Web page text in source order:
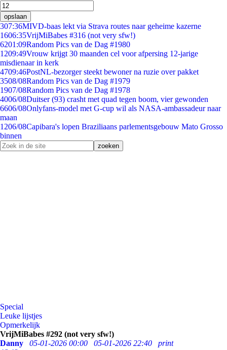
opslaan
307:36MIVD-baas lekt via Strava routes naar geheime kazerne
1606:35VrijMiBabes #316 (not very sfw!)
6201:09Random Pics van de Dag #1980
1209:49Vrouw krijgt 30 maanden cel voor afpersing 12-jarige
misdienaar in kerk
4709:46PostNL-bezorger steekt bewoner na ruzie over pakket
3508/08Random Pics van de Dag #1979
1907/08Random Pics van de Dag #1978
4006/08Duitser (93) crasht met quad tegen boom, vier gewonden
6606/08Onlyfans-model met G-cup wil als NASA-ambassadeur naar
maan
1206/08Capibara's lopen Braziliaans parlementsgebouw Mato Grosso
binnen
Special
Leuke lijstjes
Opmerkelijk
VrijMiBabes #292 (not very sfw!)
Danny
05-01-2026 00:00 05-01-2026 22:40
print